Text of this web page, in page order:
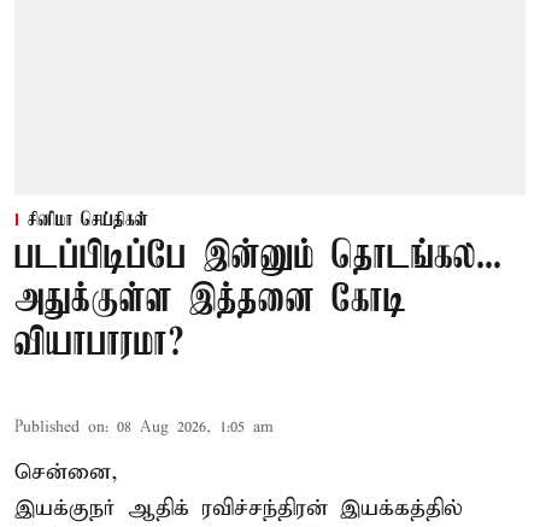
சினிமா செய்திகள்
படப்பிடிப்பே இன்னும் தொடங்கல...
அதுக்குள்ள இத்தனை கோடி
வியாபாரமா?
Published on: 08 Aug 2026, 1:05 am
சென்னை,
இயக்குநர் ஆதிக் ரவிச்சந்திரன் இயக்கத்தில்